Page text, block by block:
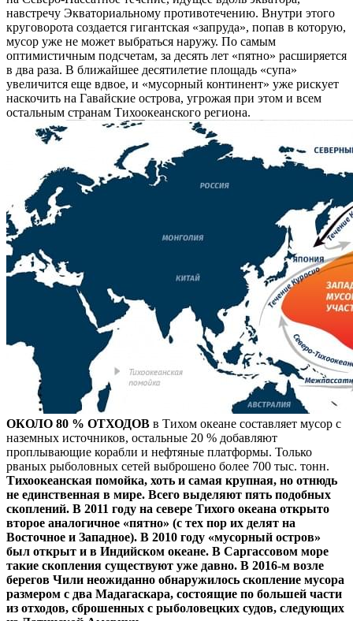
навстречу Экваториальному противотечению. Внутри этого
круговорота создается гигантская «запруда», попав в которую,
мусор уже не может выбраться наружу. По самым
оптимистичным подсчетам, за десять лет «пятно» расширяется
в два раза. В ближайшее десятилетие площадь «супа»
увеличится еще вдвое, и «мусорный континент» уже рискует
наскочить на Гавайские острова, угрожая при этом и всем
остальным странам Тихоокеанского региона.
ОКОЛО 80 % ОТХОДОВ в Тихом океане составляет мусор с
наземных источников, остальные 20 % добавляют
проплывающие корабли и нефтяные платформы. Только
рваных рыболовных сетей выброшено более 700 тыс. тонн.
Тихоокеанская помойка, хоть и самая крупная, но отнюдь
не единственная в мире. Всего выделяют пять подобных
скоплений. В 2011 году на севере Тихого океана открыто
второе аналогичное «пятно» (с тех пор их делят на
Восточное и Западное). В 2010 году «мусорный остров»
был открыт и в Индийском океане. В Саргассовом море
такие скопления существуют уже давно. В 2016-м возле
берегов Чили неожиданно обнаружилось скопление мусора
размером с два Мадагаскара, состоящие по большей части
из отходов, сброшенных с рыболовецких судов, следующих